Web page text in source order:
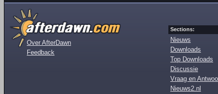
Over AfterDawn
Feedback
Sections:
Nieuws
Downloads
Top Downloads
Discussie
Vraag en
Nieuws2.nl